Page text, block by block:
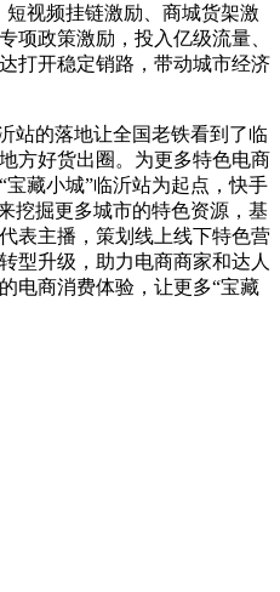
视频挂链激励、商城货架激
项政策激励，投入亿级流量、
打开稳定销路，带动城市经济
站的落地让全国老铁看到了临
方好货出圈。为更多特色电商
藏小城”临沂站为起点，快手
挖掘更多城市的特色资源，基
表主播，策划线上线下特色营
型升级，助力电商商家和达人
电商消费体验，让更多“宝藏